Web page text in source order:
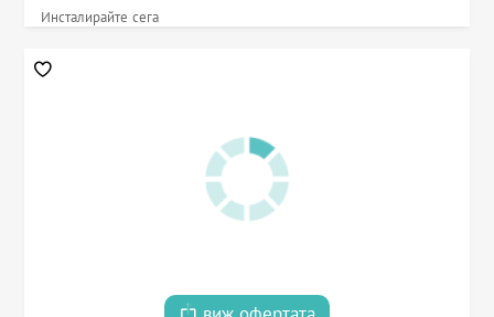
Инсталирайте сега